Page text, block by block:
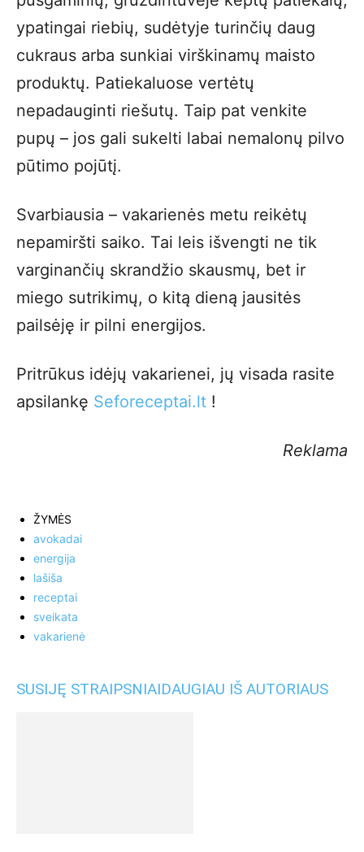
ypatingai riebių, sudėtyje turinčių daug
cukraus arba sunkiai virškinamų maisto
produktų. Patiekaluose vertėtų
nepadauginti riešutų. Taip pat venkite
pupų – jos gali sukelti labai nemalonų pilvo
pūtimo pojūtį.
Svarbiausia – vakarienės metu reikėtų
nepamiršti saiko. Tai leis išvengti ne tik
varginančių skrandžio skausmų, bet ir
miego sutrikimų, o kitą dieną jausitės
pailsėję ir pilni energijos.
Pritrūkus idėjų vakarienei, jų visada rasite
apsilankę Seforeceptai.lt !
Reklama
ŽYMĖS
avokadai
energija
lašiša
receptai
sveikata
vakarienė
SUSIJĘ STRAIPSNIAIDAUGIAU IŠ AUTORIAUS